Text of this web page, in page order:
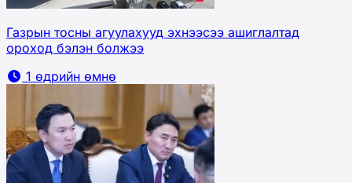
Газрын тосны агуулахууд эхнээсээ ашиглалтад
ороход бэлэн болжээ
1 өдрийн өмнө